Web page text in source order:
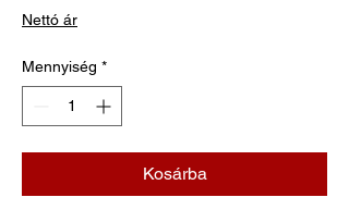
Nettó ár
Mennyiség *
Kosárba